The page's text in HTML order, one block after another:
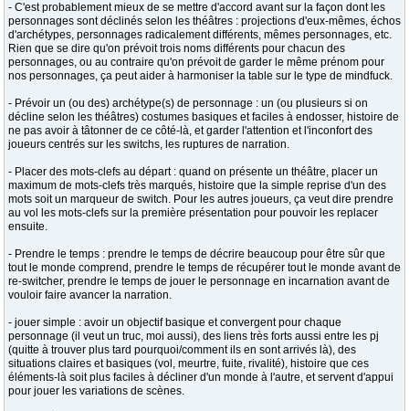
- C'est probablement mieux de se mettre d'accord avant sur la façon dont les
personnages sont déclinés selon les théâtres : projections d'eux-mêmes, échos
d'archétypes, personnages radicalement différents, mêmes personnages, etc.
Rien que se dire qu'on prévoit trois noms différents pour chacun des
personnages, ou au contraire qu'on prévoit de garder le même prénom pour
nos personnages, ça peut aider à harmoniser la table sur le type de mindfuck.
- Prévoir un (ou des) archétype(s) de personnage : un (ou plusieurs si on
décline selon les théâtres) costumes basiques et faciles à endosser, histoire de
ne pas avoir à tâtonner de ce côté-là, et garder l'attention et l'inconfort des
joueurs centrés sur les switchs, les ruptures de narration.
- Placer des mots-clefs au départ : quand on présente un théâtre, placer un
maximum de mots-clefs très marqués, histoire que la simple reprise d'un des
mots soit un marqueur de switch. Pour les autres joueurs, ça veut dire prendre
au vol les mots-clefs sur la première présentation pour pouvoir les replacer
ensuite.
- Prendre le temps : prendre le temps de décrire beaucoup pour être sûr que
tout le monde comprend, prendre le temps de récupérer tout le monde avant de
re-switcher, prendre le temps de jouer le personnage en incarnation avant de
vouloir faire avancer la narration.
- jouer simple : avoir un objectif basique et convergent pour chaque
personnage (il veut un truc, moi aussi), des liens très forts aussi entre les pj
(quitte à trouver plus tard pourquoi/comment ils en sont arrivés là), des
situations claires et basiques (vol, meurtre, fuite, rivalité), histoire que ces
éléments-là soit plus faciles à décliner d'un monde à l'autre, et servent d'appui
pour jouer les variations de scènes.